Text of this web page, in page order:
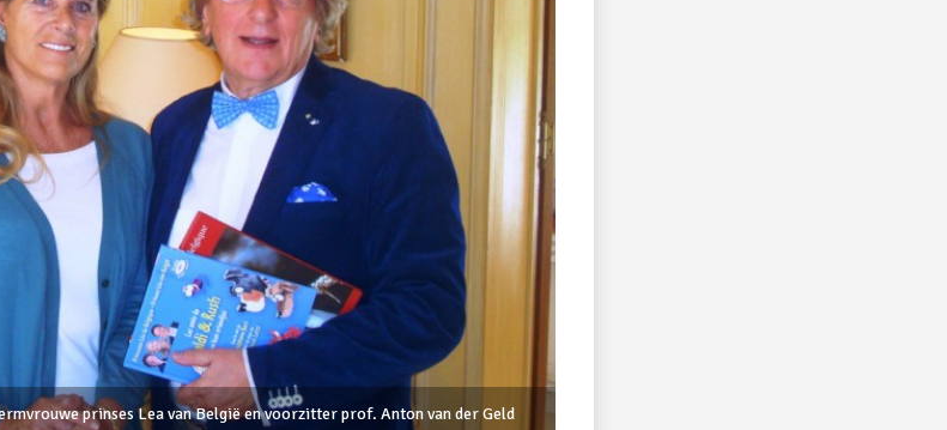
prinses Lea van België en voorzitter prof. Anton van der Geld